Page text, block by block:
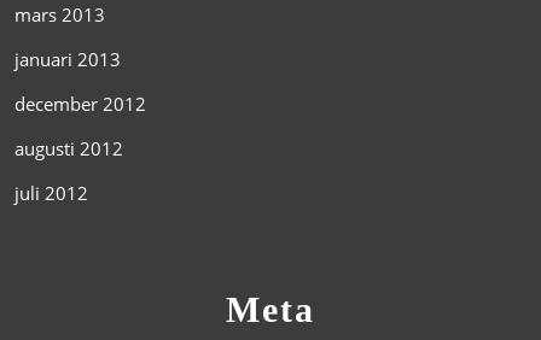
mars 2013
januari 2013
december 2012
augusti 2012
juli 2012
Meta